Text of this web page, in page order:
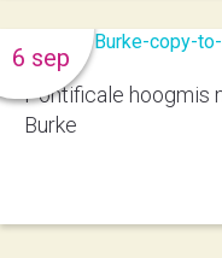
Pontificale hoogmis
Burke
6 sep